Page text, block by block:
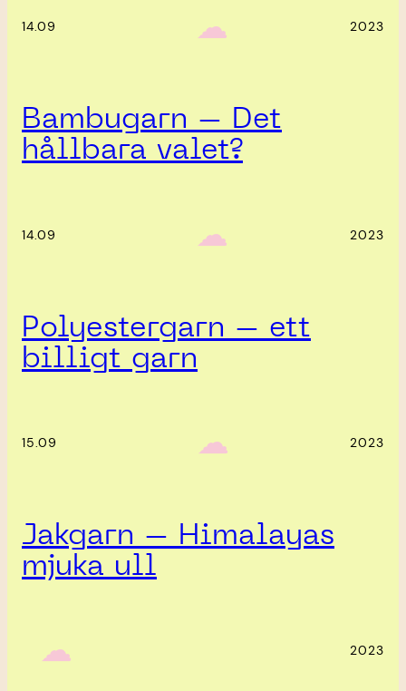
14.09 ‎ ‎‎ ☁︎‎‎ 2023
Bambugarn – Det
hållbara valet?
14.09 ‎ ‎‎ ☁︎‎‎ 2023
Polyestergarn – ett
billigt garn
15.09 ‎ ‎‎ ☁︎‎‎ 2023
Jakgarn – Himalayas
mjuka ull
‎ ‎‎ ☁︎‎‎ 2023